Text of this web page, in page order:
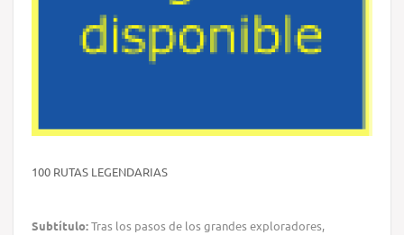
100 RUTAS LEGENDARIAS
Subtítulo:Tras los pasos de los grandes exploradores,